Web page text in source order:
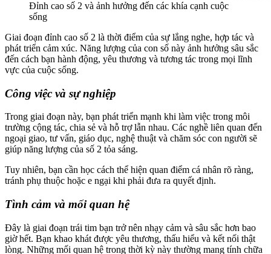
Đỉnh cao số 2 và ảnh hưởng đến các khía cạnh cuộc
sống
Giai đoạn đỉnh cao số 2 là thời điểm của sự lắng nghe, hợp tác và
phát triển cảm xúc. Năng lượng của con số này ảnh hưởng sâu sắc
đến cách bạn hành động, yêu thương và tương tác trong mọi lĩnh
vực của cuộc sống.
Công việc và sự nghiệp
Trong giai đoạn này, bạn phát triển mạnh khi làm việc trong môi
trường cộng tác, chia sẻ và hỗ trợ lẫn nhau. Các nghề liên quan đến
ngoại giao, tư vấn, giáo dục, nghệ thuật và chăm sóc con người sẽ
giúp năng lượng của số 2 tỏa sáng.
Tuy nhiên, bạn cần học cách thể hiện quan điểm cá nhân rõ ràng,
tránh phụ thuộc hoặc e ngại khi phải đưa ra quyết định.
Tình cảm và mối quan hệ
Đây là giai đoạn trái tim bạn trở nên nhạy cảm và sâu sắc hơn bao
giờ hết. Bạn khao khát được yêu thương, thấu hiểu và kết nối thật
lòng. Những mối quan hệ trong thời kỳ này thường mang tính chữa